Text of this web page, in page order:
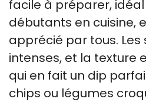
facile à préparer,
débutants en cuisine,
apprécié par tous. Les
intenses, et la texture
qui en fait un dip
chips ou légumes